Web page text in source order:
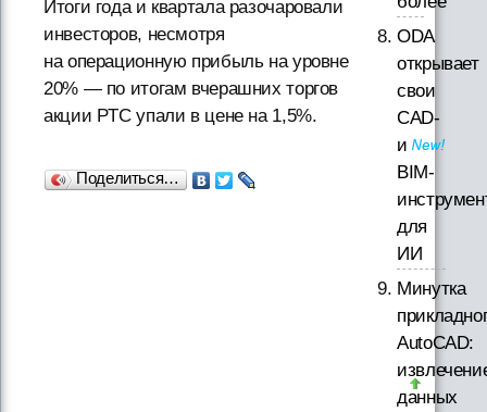
Итоги года и квартала разочаровали
инвесторов, несмотря
на операционную прибыль на уровне
20% — по итогам вчерашних торгов
акции PTC упали в цене на 1,5%.
Поделиться…
ODA
открывает
свои
CAD-
и
BIM-
для
ИИ
Минутка
AutoCAD:
данных